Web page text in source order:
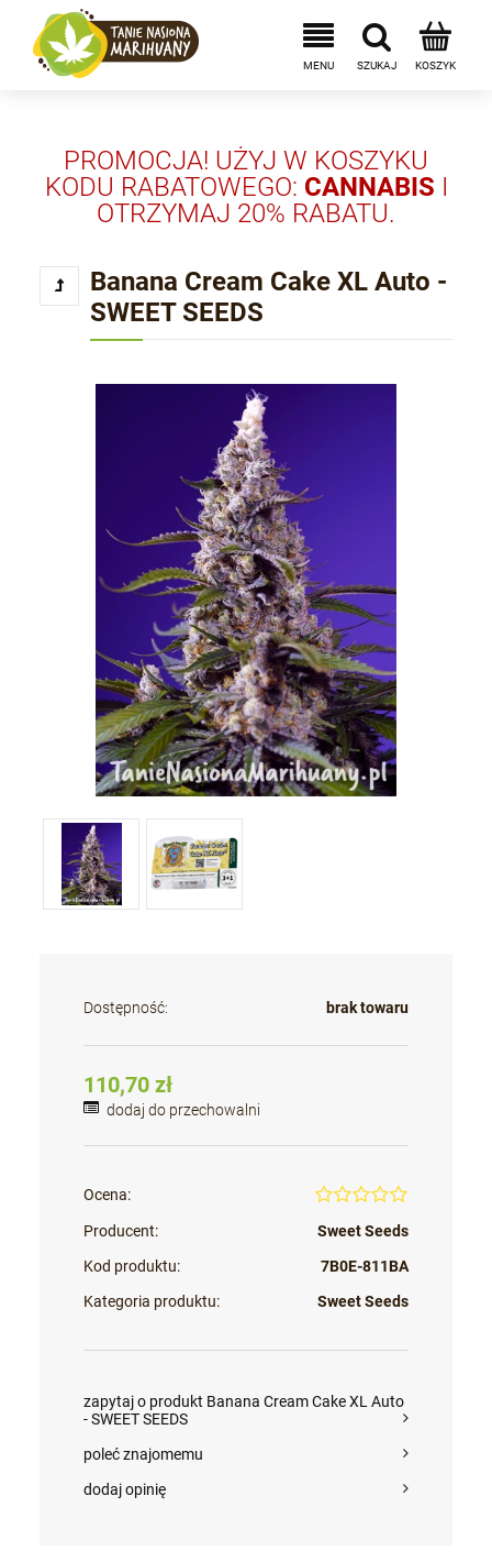
PROMOCJA! UŻYJ W KOSZYKU
KODU RABATOWEGO: CANNABIS I
OTRZYMAJ 20% RABATU.
Banana Cream Cake XL Auto -
SWEET SEEDS
Dostępność: brak towaru
110,70 zł
dodaj do przechowalni
Ocena:
Producent:
Sweet Seeds
Kod produktu:
7B0E-811BA
Kategoria produktu:
Sweet Seeds
zapytaj o produkt Banana Cream Cake XL Auto
- SWEET SEEDS
poleć znajomemu
dodaj opinię